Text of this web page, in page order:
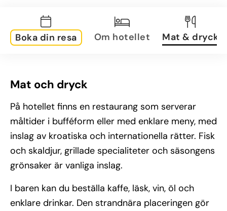
Boka din resa Om hotellet Mat & dryck
Mat och dryck
På hotellet finns en restaurang som serverar
måltider i bufféform eller med enklare meny, med
inslag av kroatiska och internationella rätter. Fisk
och skaldjur, grillade specialiteter och säsongens
grönsaker är vanliga inslag.
I baren kan du beställa kaffe, läsk, vin, öl och
enklare drinkar. Den strandnära placeringen gör